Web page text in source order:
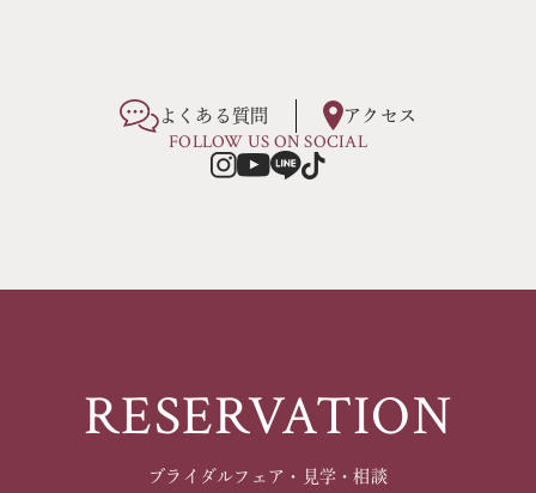
よくある質問 アクセス
FOLLOW US ON SOCIAL
RESERVATION
ブライダルフェア・見学・相談